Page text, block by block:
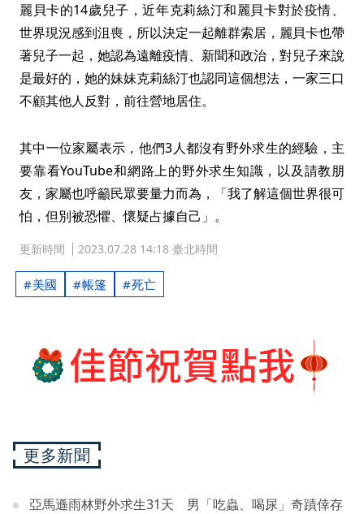
麗貝卡的14歲兒子，近年克莉絲汀和麗貝卡對於疫情、
世界現況感到沮喪，所以決定一起離群索居，麗貝卡也帶
著兒子一起，她認為遠離疫情、新聞和政治，對兒子來說
是最好的，她的妹妹克莉絲汀也認同這個想法，一家三口
不顧其他人反對，前往營地居住。
其中一位家屬表示，他們3人都沒有野外求生的經驗，主
要靠看YouTube和網路上的野外求生知識，以及請教朋
友，家屬也呼籲民眾要量力而為，「我了解這個世界很可
怕，但別被恐懼、懷疑占據自己」。
更新時間 2023.07.28 14:18 臺北時間
美國 帳篷 死亡
更多新聞
亞馬遜雨林野外求生31天 男「吃蟲、喝尿」奇蹟倖存